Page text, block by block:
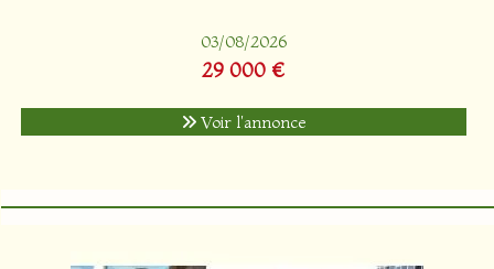
03/08/2026
29 000 €
Voir l'annonce